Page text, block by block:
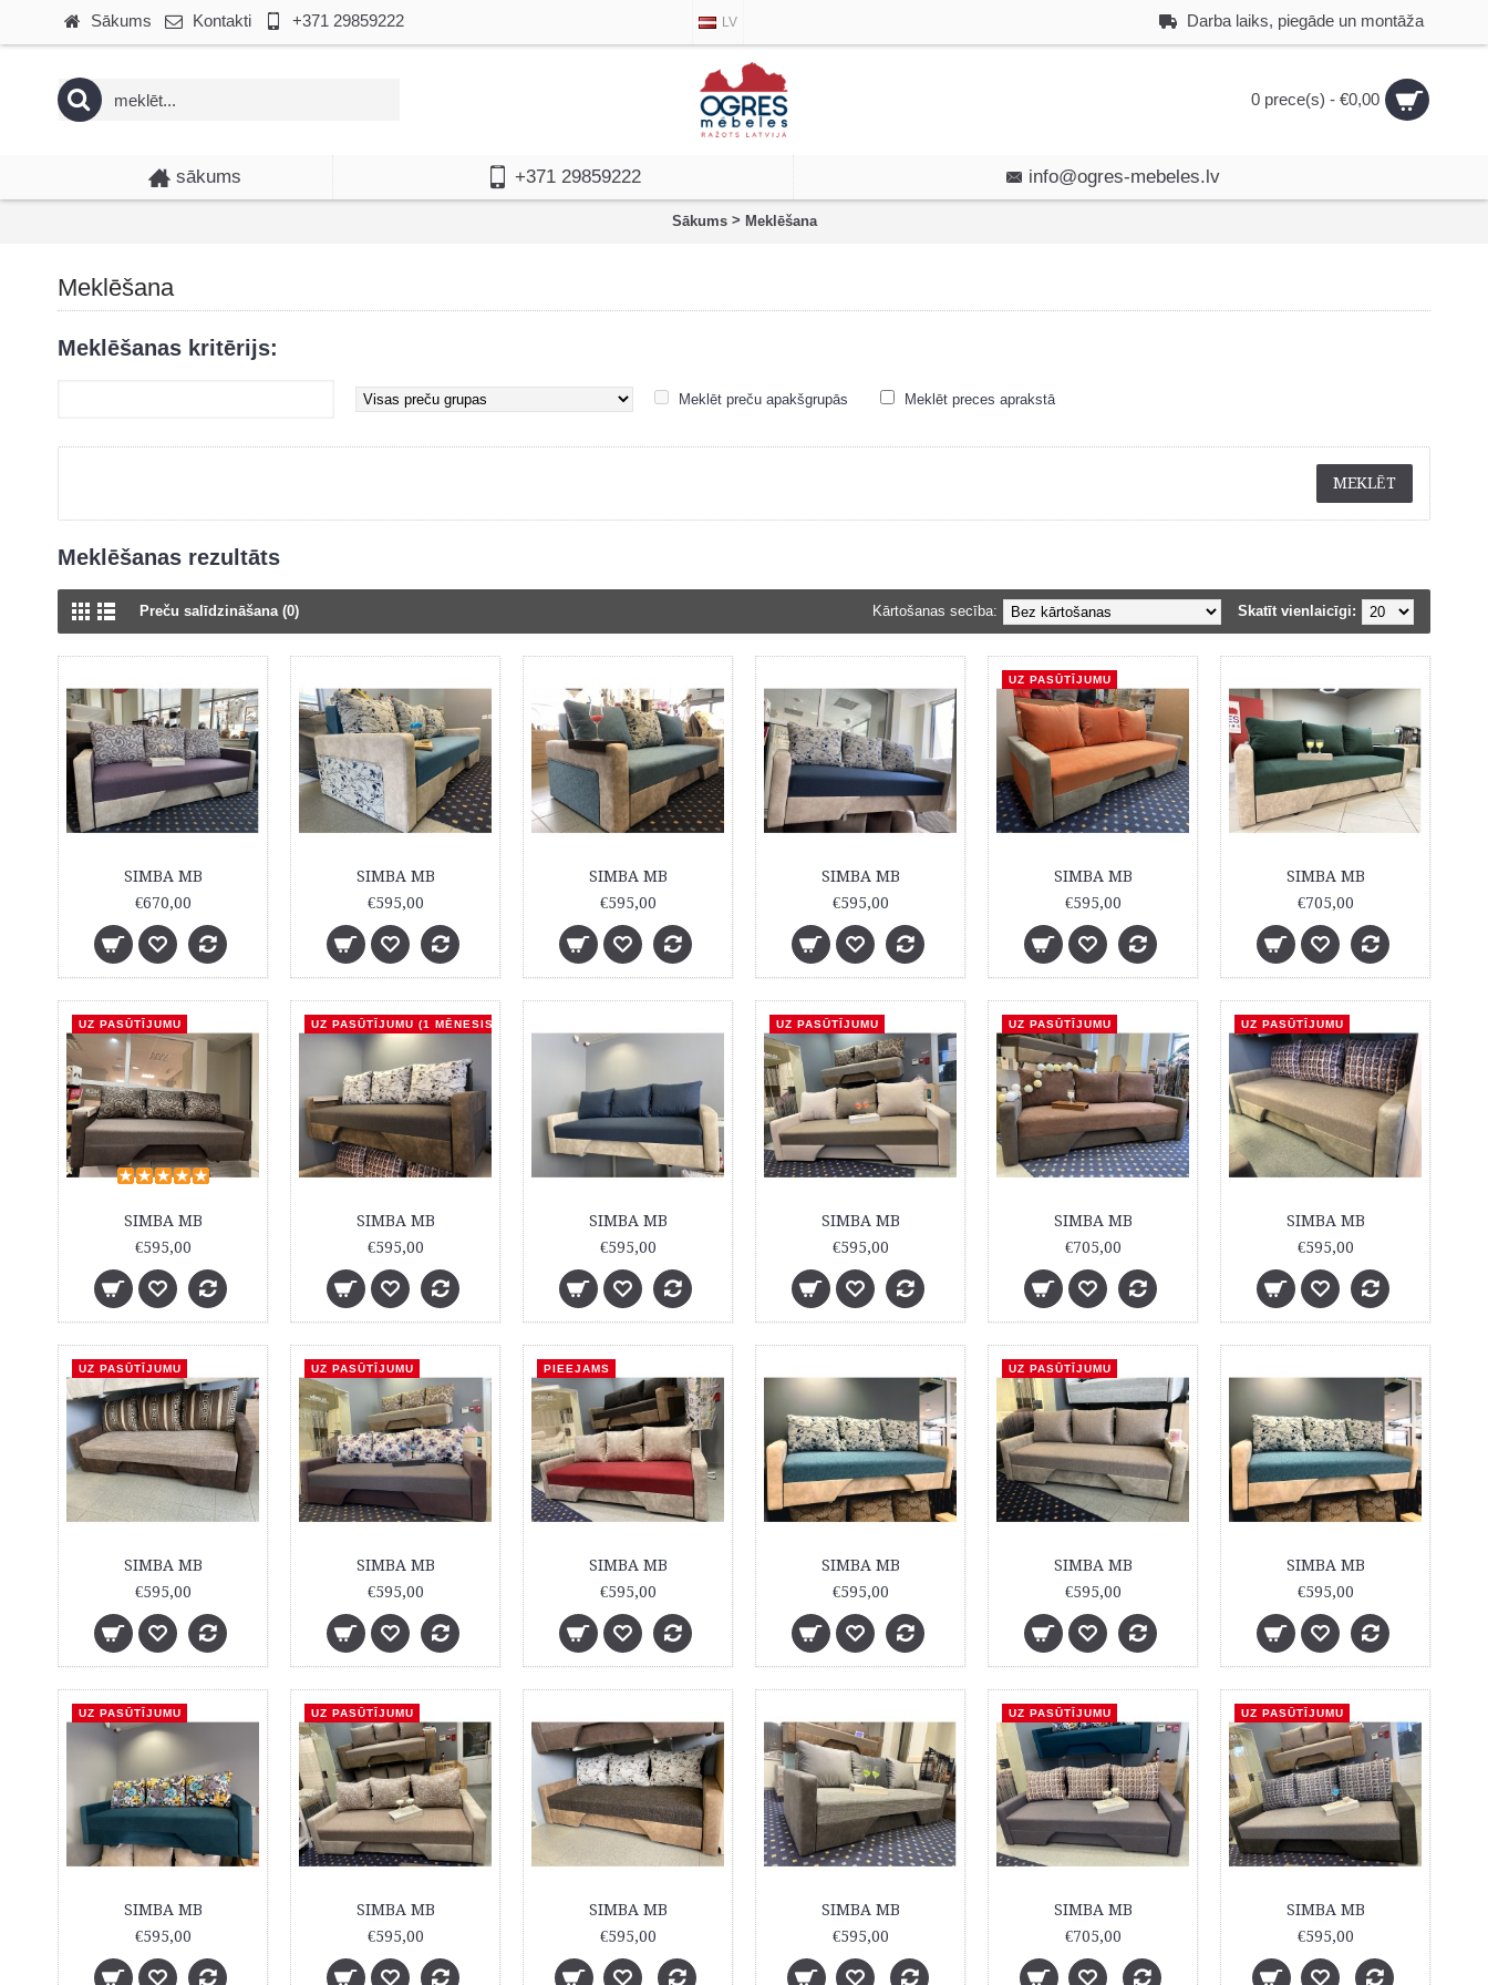
Sākums Kontakti +371 29859222 LV Darba laiks, piegāde un montāža
0 prece(s) - €0,00
sākums +371 29859222 info@ogres-mebeles.lv
Sākums > Meklēšana
Meklēšana
Meklēšanas kritērijs:
Meklēt preču apakšgrupās Meklēt preces aprakstā
Meklēšanas rezultāts
Preču salīdzināšana (0) Skatīt vienlaicīgi:
Kārtošanas secība:
SIMBA MB
€670,00
SIMBA MB
€595,00
SIMBA MB
€595,00
SIMBA MB
€595,00
UZ PASŪTĪJUMU
SIMBA MB
€595,00
SIMBA MB
€705,00
UZ PASŪTĪJUMU
SIMBA MB
€595,00
UZ PASŪTĪJUMU (1 MĒNESIS)
SIMBA MB
€595,00
SIMBA MB
€595,00
UZ PASŪTĪJUMU
SIMBA MB
€595,00
UZ PASŪTĪJUMU
SIMBA MB
€705,00
UZ PASŪTĪJUMU
SIMBA MB
€595,00
UZ PASŪTĪJUMU
SIMBA MB
€595,00
UZ PASŪTĪJUMU
SIMBA MB
€595,00
PIEEJAMS
SIMBA MB
€595,00
SIMBA MB
€595,00
UZ PASŪTĪJUMU
SIMBA MB
€595,00
SIMBA MB
€595,00
UZ PASŪTĪJUMU
SIMBA MB
€595,00
UZ PASŪTĪJUMU
SIMBA MB
€595,00
SIMBA MB
€595,00
SIMBA MB
€595,00
UZ PASŪTĪJUMU
SIMBA MB
€705,00
UZ PASŪTĪJUMU
SIMBA MB
€595,00